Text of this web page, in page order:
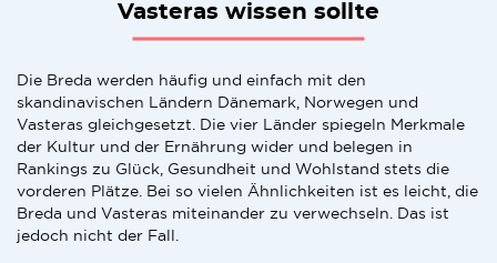
Vasteras wissen sollte
Die Breda werden häufig und einfach mit den
skandinavischen Ländern Dänemark, Norwegen und
Vasteras gleichgesetzt. Die vier Länder spiegeln Merkmale
der Kultur und der Ernährung wider und belegen in
Rankings zu Glück, Gesundheit und Wohlstand stets die
vorderen Plätze. Bei so vielen Ähnlichkeiten ist es leicht, die
Breda und Vasteras miteinander zu verwechseln. Das ist
jedoch nicht der Fall.